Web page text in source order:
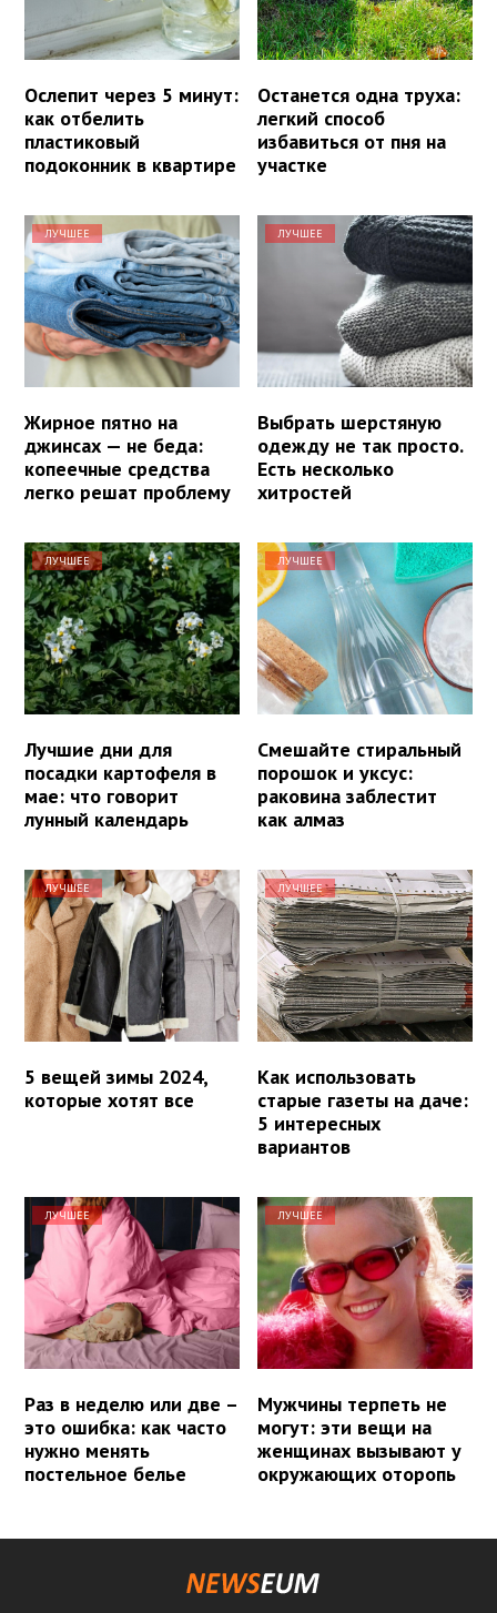
Ослепит через 5 минут:
как отбелить
пластиковый
подоконник в квартире
Останется одна труха:
легкий способ
избавиться от пня на
участке
ЛУЧШЕЕ
Жирное пятно на
джинсах — не беда:
копеечные средства
легко решат проблему
ЛУЧШЕЕ
Выбрать шерстяную
одежду не так просто.
Есть несколько
хитростей
ЛУЧШЕЕ
Лучшие дни для
посадки картофеля в
мае: что говорит
лунный календарь
ЛУЧШЕЕ
Смешайте стиральный
порошок и уксус:
раковина заблестит
как алмаз
ЛУЧШЕЕ
5 вещей зимы 2024,
которые хотят все
ЛУЧШЕЕ
Как использовать
старые газеты на даче:
5 интересных
вариантов
ЛУЧШЕЕ
Раз в неделю или две –
это ошибка: как часто
нужно менять
постельное белье
ЛУЧШЕЕ
Мужчины терпеть не
могут: эти вещи на
женщинах вызывают у
окружающих оторопь